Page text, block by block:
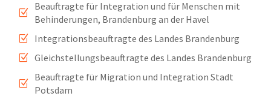
Z
Beauftragte für Integration und für Menschen mit
Behinderungen, Brandenburg an der Havel
Z Integrationsbeauftragte des Landes Brandenburg
Z Gleichstellungsbeauftragte des Landes Brandenburg
Z
Beauftragte für Migration und Integration Stadt
Potsdam